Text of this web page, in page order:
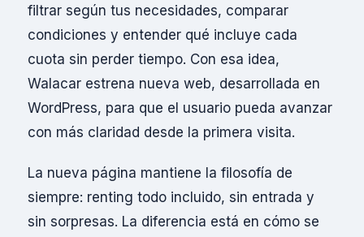
filtrar según tus necesidades, comparar
condiciones y entender qué incluye cada
cuota sin perder tiempo. Con esa idea,
Walacar estrena nueva web, desarrollada en
WordPress, para que el usuario pueda avanzar
con más claridad desde la primera visita.
La nueva página mantiene la filosofía de
siempre: renting todo incluido, sin entrada y
sin sorpresas. La diferencia está en cómo se